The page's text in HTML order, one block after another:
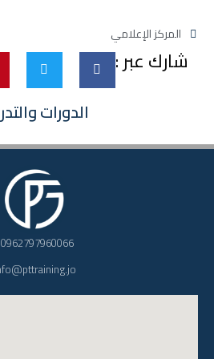
الدورات
المركز الإعلامي
شارك عبر :